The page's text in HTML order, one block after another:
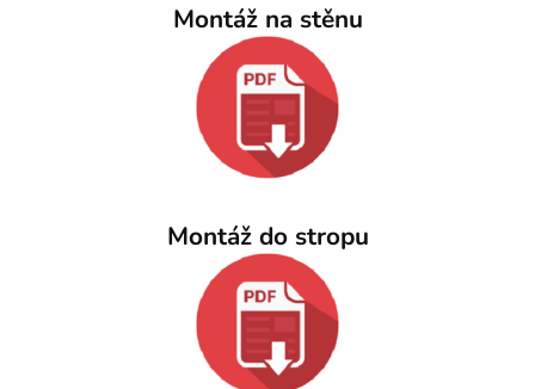
Montáž na stěnu
Montáž do stropu